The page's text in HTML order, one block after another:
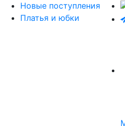
Новые поступления
Платья и юбки